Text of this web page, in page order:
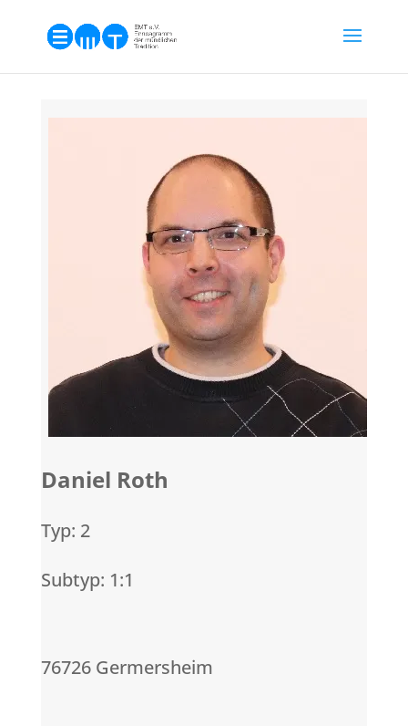
Daniel Roth
Typ: 2
Subtyp: 1:1
76726 Germersheim